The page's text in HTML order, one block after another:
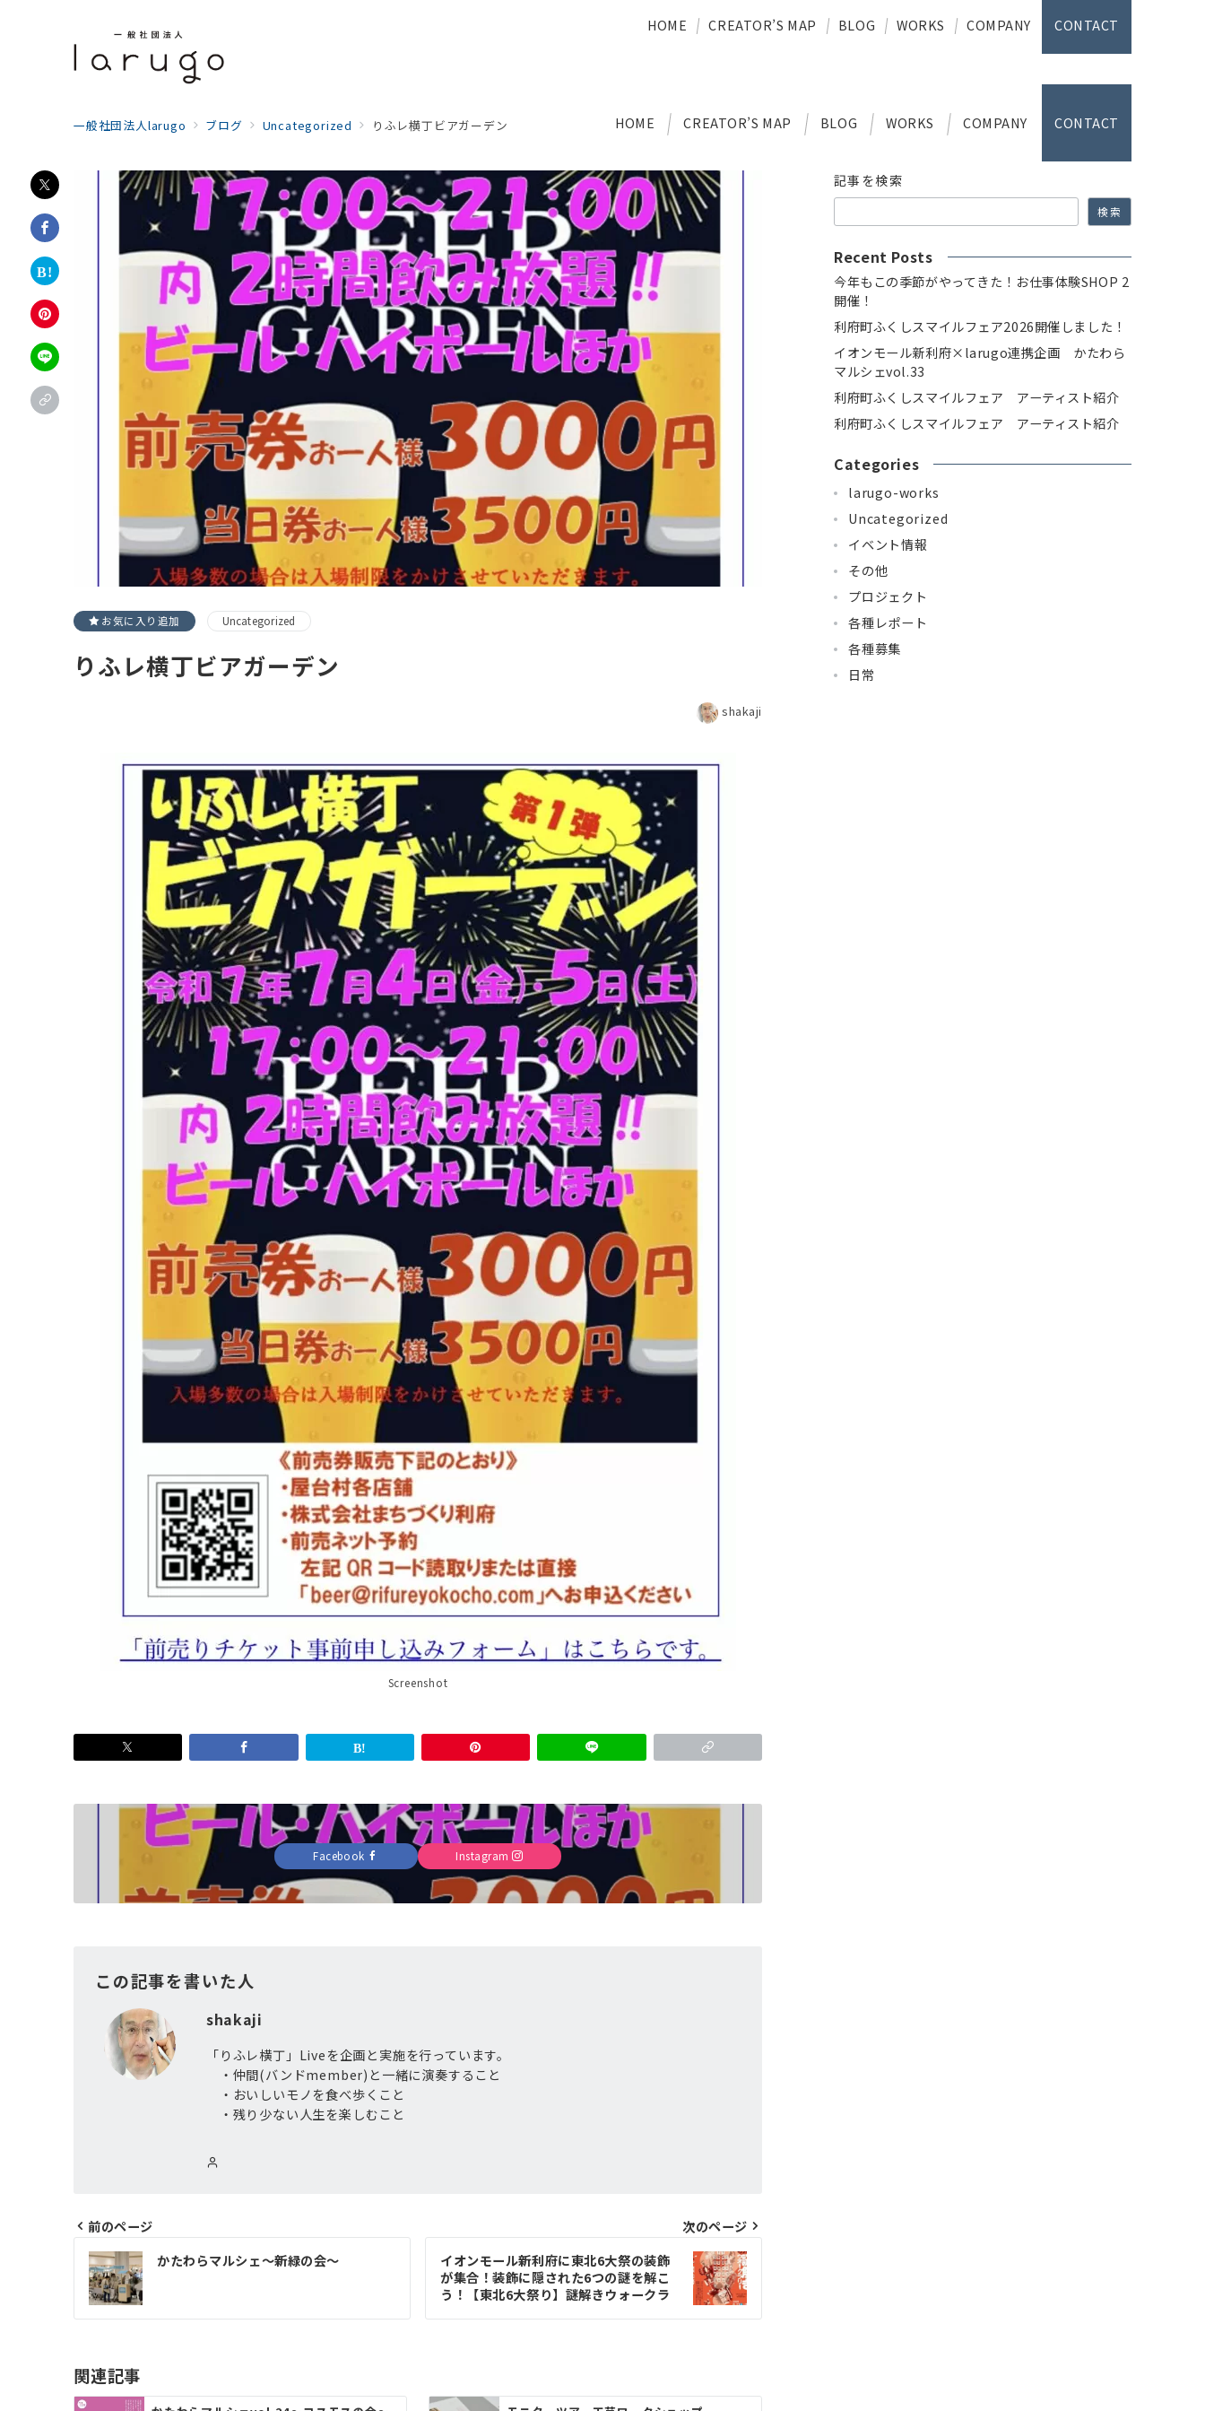
HOME CREATOR’S MAP BLOG WORKS COMPANY CONTACT
HOME CREATOR’S MAP BLOG WORKS COMPANY CONTACT
一般社団法人larugo ブログ Uncategorized りふレ横丁ビアガーデン
お気に入り追加 Uncategorized
りふレ横丁ビアガーデン
shakaji
Screenshot
Facebook Instagram
この記事を書いた人
shakaji
「りふレ横丁」Liveを企画と実施を行っています。
・仲間(バンドmember)と一緒に演奏すること
・おいしいモノを食べ歩くこと
・残り少ない人生を楽しむこと
投
稿
ナ
ゲ
ー
前のページ
かたわらマルシェ〜新緑の会〜
次のページ
イオンモール新利府に東北6大祭の装飾
が集合！装飾に隠された6つの謎を解こ
う！【東北6大祭り】謎解きウォークラ
関連記事
記事を検索
検索
Recent Posts
今年もこの季節がやってきた！お仕事体験SHOP 2
開催！
利府町ふくしスマイルフェア2026開催しました！
イオンモール新利府×larugo連携企画 かたわら
マルシェvol.33
利府町ふくしスマイルフェア アーティスト紹介
利府町ふくしスマイルフェア アーティスト紹介
Categories
larugo-works
Uncategorized
イベント情報
その他
プロジェクト
各種レポート
各種募集
日常